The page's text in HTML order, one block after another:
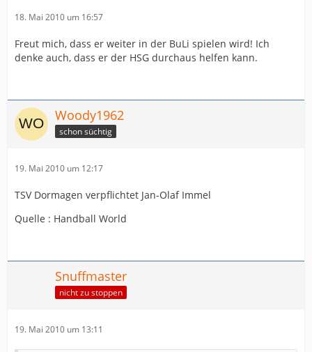
18. Mai 2010 um 16:57
Freut mich, dass er weiter in der BuLi spielen wird! Ich
denke auch, dass er der HSG durchaus helfen kann.
Woody1962
schon süchtig
19. Mai 2010 um 12:17
TSV Dormagen verpflichtet Jan-Olaf Immel
Quelle : Handball World
Snuffmaster
nicht zu stoppen
19. Mai 2010 um 13:11